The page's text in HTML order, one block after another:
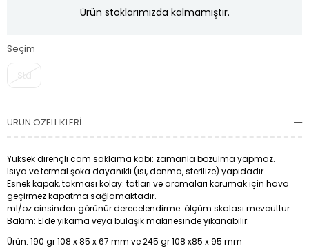
Ürün stoklarımızda kalmamıştır.
Seçim
Std
ÜRÜN ÖZELLIKLERI
Yüksek dirençli cam saklama kabı: zamanla bozulma yapmaz.
Isıya ve termal şoka dayanıklı (ısı, donma, sterilize) yapıdadır.
Esnek kapak, takması kolay: tatları ve aromaları korumak için hava
geçirmez kapatma sağlamaktadır.
ml/oz cinsinden görünür derecelendirme: ölçüm skalası mevcuttur.
Bakım: Elde yıkama veya bulaşık makinesinde yıkanabilir.
Ürün: 190 gr 108 x 85 x 67 mm ve 245 gr 108 x85 x 95 mm